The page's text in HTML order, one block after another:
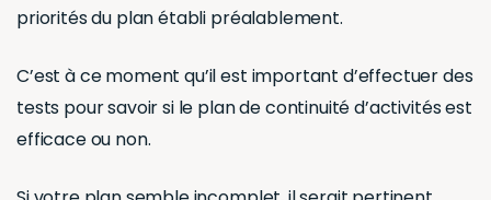
priorités du plan établi préalablement.
C’est à ce moment qu’il est important d’effectuer des
tests pour savoir si le plan de continuité d’activités est
efficace ou non.